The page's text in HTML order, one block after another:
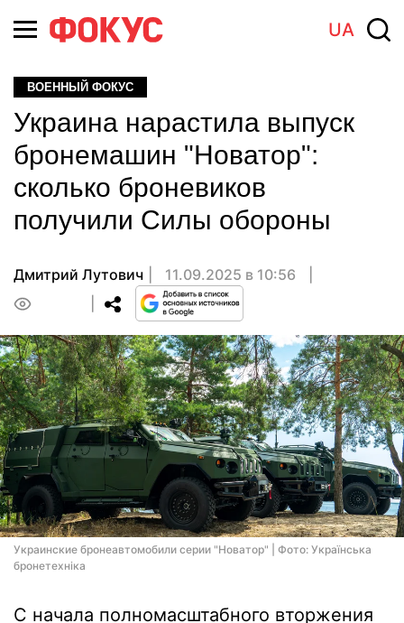
UA
ВОЕННЫЙ ФОКУС
Украина нарастила выпуск
бронемашин "Новатор":
сколько броневиков
получили Силы обороны
Дмитрий Лутович
11.09.2025 в 10:56
Украинские бронеавтомобили серии "Новатор" | Фото: Українська
бронетехніка
С начала полномасштабного вторжения